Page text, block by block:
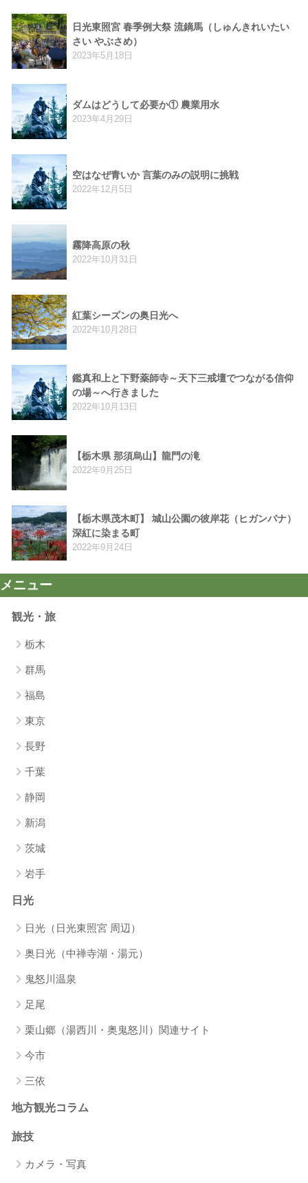
日光東照宮 春季例大祭 流鏑馬（しゅんきれいたい
さい やぶさめ）
2023年5月18日
ダムはどうして必要か① 農業用水
2023年4月29日
空はなぜ青いか 言葉のみの説明に挑戦
2022年12月5日
霧降高原の秋
2022年10月31日
紅葉シーズンの奥日光へ
2022年10月28日
鑑真和上と下野薬師寺～天下三戒壇でつながる信仰
の場～へ行きました
2022年10月13日
【栃木県 那須烏山】龍門の滝
2022年9月25日
【栃木県茂木町】 城山公園の彼岸花（ヒガンバナ）
深紅に染まる町
2022年9月24日
メニュー
観光・旅
栃木
群馬
福島
東京
長野
千葉
静岡
新潟
茨城
岩手
日光
日光（日光東照宮 周辺）
奥日光（中禅寺湖・湯元）
鬼怒川温泉
足尾
栗山郷（湯西川・奥鬼怒川）関連サイト
今市
三依
地方観光コラム
旅技
カメラ・写真